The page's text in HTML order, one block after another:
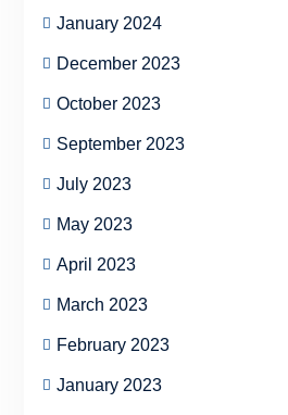
January 2024
December 2023
October 2023
September 2023
July 2023
May 2023
April 2023
March 2023
February 2023
January 2023